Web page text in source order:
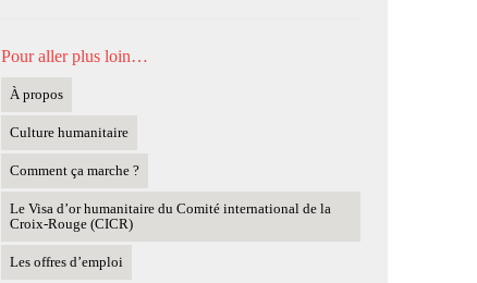
Pour aller plus loin…
À propos
Culture humanitaire
Comment ça marche ?
Le Visa d’or humanitaire du Comité international de la
Croix-Rouge (CICR)
Les offres d’emploi